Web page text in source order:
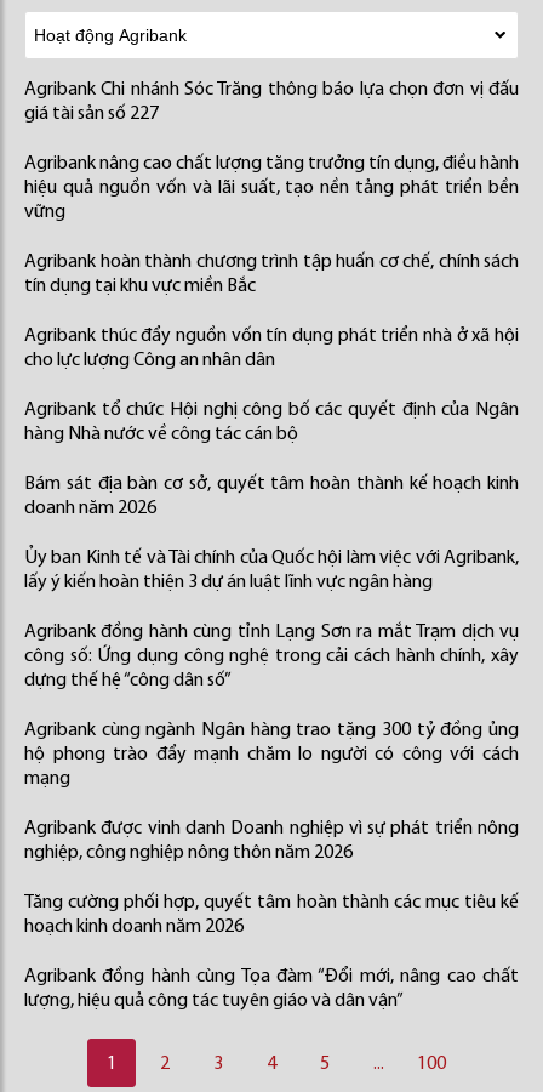
Agribank Chi nhánh Sóc Trăng thông báo lựa chọn đơn vị đấu
giá tài sản số 227
Agribank nâng cao chất lượng tăng trưởng tín dụng, điều hành
hiệu quả nguồn vốn và lãi suất, tạo nền tảng phát triển bền
vững
Agribank hoàn thành chương trình tập huấn cơ chế, chính sách
tín dụng tại khu vực miền Bắc
Agribank thúc đẩy nguồn vốn tín dụng phát triển nhà ở xã hội
cho lực lượng Công an nhân dân
Agribank tổ chức Hội nghị công bố các quyết định của Ngân
hàng Nhà nước về công tác cán bộ
Bám sát địa bàn cơ sở, quyết tâm hoàn thành kế hoạch kinh
doanh năm 2026
Ủy ban Kinh tế và Tài chính của Quốc hội làm việc với Agribank,
lấy ý kiến hoàn thiện 3 dự án luật lĩnh vực ngân hàng
Agribank đồng hành cùng tỉnh Lạng Sơn ra mắt Trạm dịch vụ
công số: Ứng dụng công nghệ trong cải cách hành chính, xây
dựng thế hệ “công dân số”
Agribank cùng ngành Ngân hàng trao tặng 300 tỷ đồng ủng
hộ phong trào đẩy mạnh chăm lo người có công với cách
mạng
Agribank được vinh danh Doanh nghiệp vì sự phát triển nông
nghiệp, công nghiệp nông thôn năm 2026
Tăng cường phối hợp, quyết tâm hoàn thành các mục tiêu kế
hoạch kinh doanh năm 2026
Agribank đồng hành cùng Tọa đàm “Đổi mới, nâng cao chất
lượng, hiệu quả công tác tuyên giáo và dân vận”
1 2 3 4 5 ... 100